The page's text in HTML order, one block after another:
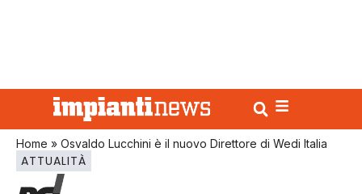
Home » Osvaldo Lucchini è il nuovo Direttore di Wedi Italia
ATTUALITÀ